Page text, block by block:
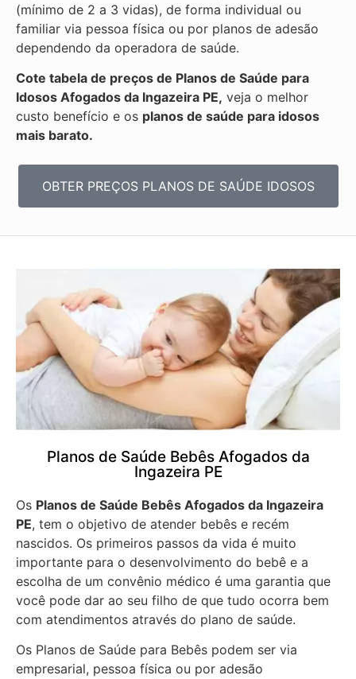
(mínimo de 2 a 3 vidas), de forma individual ou
familiar via pessoa física ou por planos de adesão
dependendo da operadora de saúde.
Cote tabela de preços de Planos de Saúde para
Idosos Afogados da Ingazeira PE, veja o melhor
custo benefício e os planos de saúde para idosos
mais barato.
OBTER PREÇOS PLANOS DE SAÚDE IDOSOS
Planos de Saúde Bebês Afogados da
Ingazeira PE
Os Planos de Saúde Bebês Afogados da Ingazeira
PE, tem o objetivo de atender bebês e recém
nascidos. Os primeiros passos da vida é muito
importante para o desenvolvimento do bebê e a
escolha de um convênio médico é uma garantia que
você pode dar ao seu filho de que tudo ocorra bem
com atendimentos através do plano de saúde.
Os Planos de Saúde para Bebês podem ser via
empresarial, pessoa física ou por adesão